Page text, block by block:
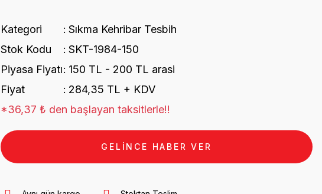
Kategori
Sıkma Kehribar Tesbih
Stok Kodu
SKT-1984-150
Piyasa Fiyatı 150 TL - 200 TL arasi
Fiyat
284,35 TL + KDV
*36,37 ₺ den başlayan taksitlerle!!
GELİNCE HABER VER